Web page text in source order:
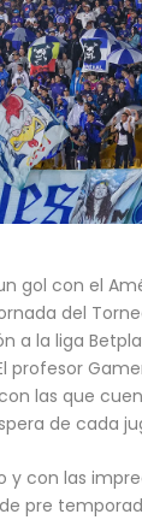
gol con el
del
a la liga
profesor
las que
de cada
y con las
pre